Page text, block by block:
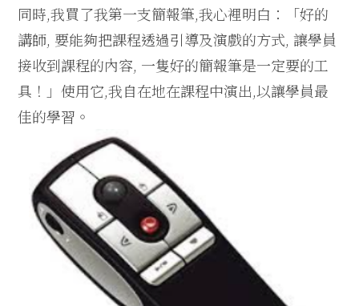
同時,我買了我第一支簡報筆,我心裡明白：「好的
講師, 要能夠把課程透過引導及演戲的方式, 讓學員
接收到課程的內容, 一隻好的簡報筆是一定要的工
具！」使用它,我自在地在課程中演出,以讓學員最
佳的學習。